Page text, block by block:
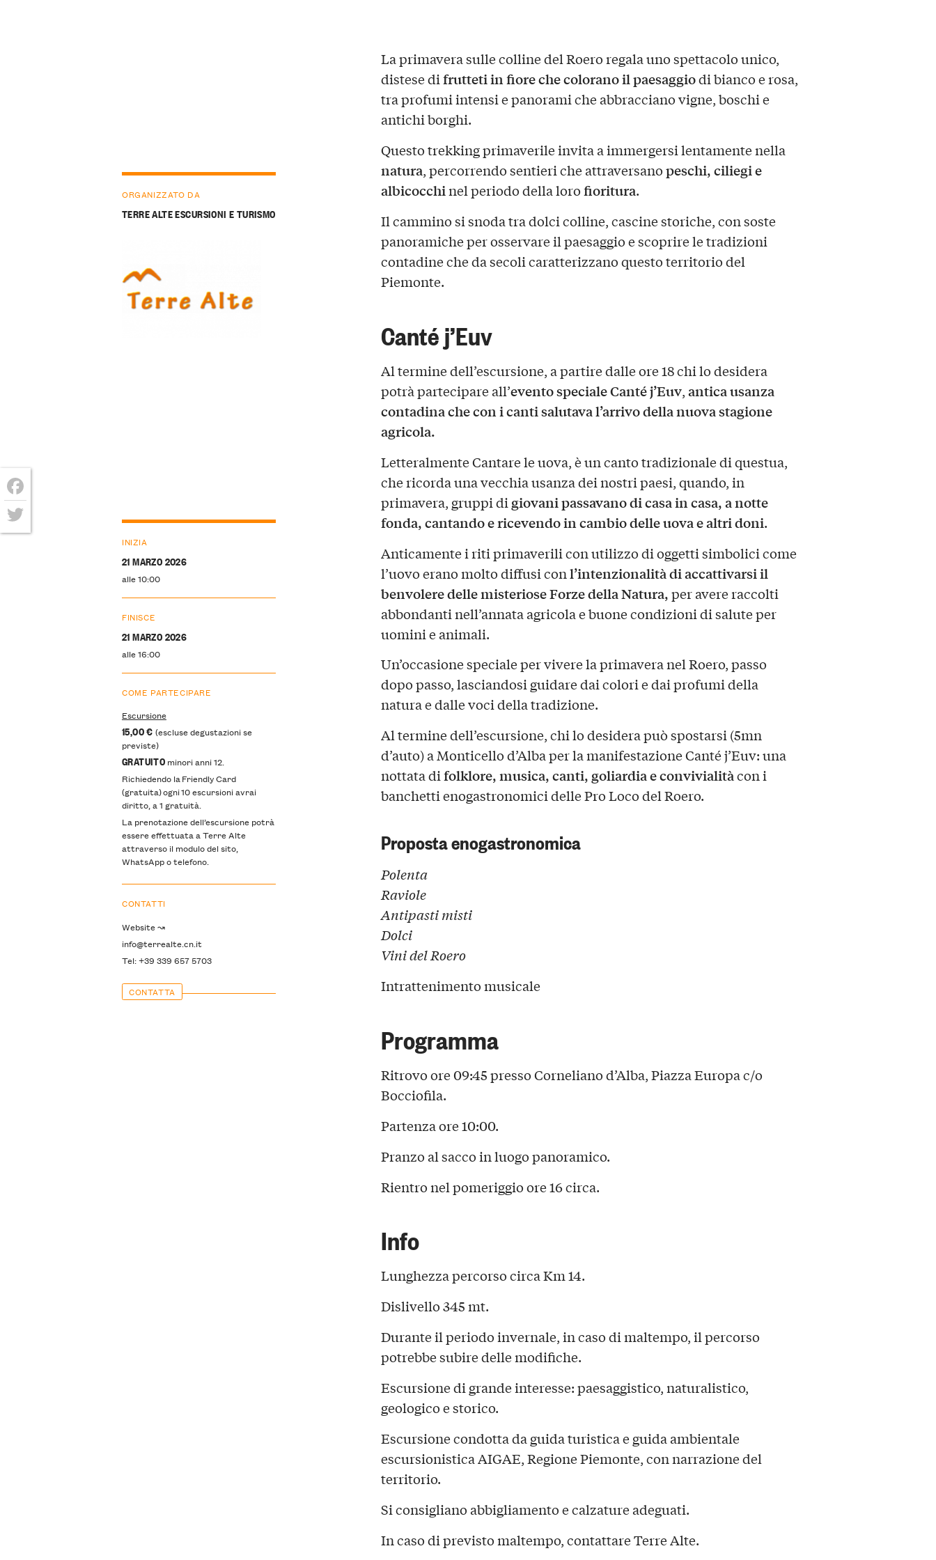
La primavera sulle colline del Roero regala uno spettacolo unico,
distese difrutteti in fiore che colorano il paesaggiodi bianco e rosa,
tra profumi intensi e panorami che abbracciano vigne, boschi e
antichi borghi.
Questo trekking primaverile invita a immergersi lentamente nella
natura, percorrendo sentieri che attraversanopeschi, ciliegi e
albicocchinel periodo della lorofioritura.
Il cammino si snoda tra dolci colline, cascine storiche, con soste
panoramiche per osservare il paesaggio e scoprire le tradizioni
contadine che da secoli caratterizzano questo territorio del
Piemonte.
Canté j’Euv
Al termine dell’escursione, a partire dalle ore 18 chi lo desidera
potrà partecipare all’evento speciale Canté j’Euv,antica usanza
contadina che con i canti salutava l’arrivo della nuova stagione
agricola.
Letteralmente Cantare le uova, è un canto tradizionale di questua,
che ricorda una vecchia usanza dei nostri paesi, quando, in
primavera, gruppi di giovani passavano di casa in casa, a notte
fonda, cantando e ricevendo in cambio delle uova e altri doni.
Anticamente i riti primaverili con utilizzo di oggetti simbolici come
l’uovo erano molto diffusi conl’intenzionalità di accattivarsi il
benvolere delle misteriose Forze della Natura,per avere raccolti
abbondanti nell’annata agricola e buone condizioni di salute per
uomini e animali.
Un’occasione speciale per vivere la primavera nel Roero, passo
dopo passo, lasciandosi guidare dai colori e dai profumi della
natura e dalle voci della tradizione.
Al termine dell’escursione, chi lo desidera può spostarsi (5mn
d’auto) a Monticello d’Alba per la manifestazione Canté j’Euv: una
nottata difolklore, musica, canti, goliardia e convivialitàcon i
banchetti enogastronomici delle Pro Loco del Roero.
Proposta enogastronomica
Polenta
Raviole
Antipasti misti
Dolci
Vini del Roero
Intrattenimento musicale
Programma
Ritrovo ore 09:45 presso Corneliano d’Alba, Piazza Europa c/o
Bocciofila.
Partenza ore 10:00.
Pranzo al sacco in luogo panoramico.
Rientro nel pomeriggio ore 16 circa.
Info
Lunghezza percorso circa Km 14.
Dislivello 345 mt.
Durante il periodo invernale, in caso di maltempo, il percorso
potrebbe subire delle modifiche.
Escursione di grande interesse: paesaggistico, naturalistico,
geologico e storico.
Escursione condotta da guida turistica e guida ambientale
escursionistica AIGAE, Regione Piemonte, con narrazione del
territorio.
Si consigliano abbigliamento e calzature adeguati.
In caso di previsto maltempo, contattare Terre Alte.
ORGANIZZATO DA
TERRE ALTE ESCURSIONI E TURISMO
INIZIA
21 MARZO 2026
alle 10:00
FINISCE
21 MARZO 2026
alle 16:00
COME PARTECIPARE
Escursione
15,00 € (escluse degustazioni se
previste)
GRATUITO minori anni 12.
Richiedendo la Friendly Card
(gratuita) ogni 10 escursioni avrai
diritto, a 1 gratuità.
La prenotazione dell’escursione potrà
essere effettuata a Terre Alte
attraverso il modulo del sito,
WhatsApp o telefono.
CONTATTI
Website ↝
info@terrealte.cn.it
Tel: +39 339 657 5703
CONTATTA
Facebook
Twitter